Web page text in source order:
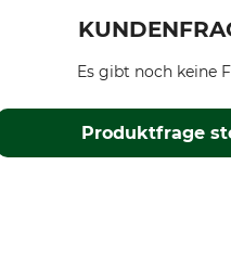
Produktfrage
Es gibt noch keine